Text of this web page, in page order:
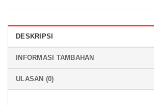
DESKRIPSI
INFORMASI TAMBAHAN
ULASAN (0)